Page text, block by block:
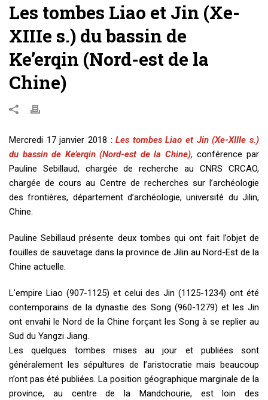
Les tombes Liao et Jin (Xe-
XIIIe s.) du bassin de
Ke’erqin (Nord-est de la
Chine)
Mercredi 17 janvier 2018 :Les tombes Liao et Jin (Xe-XIIIe s.)
du bassin de Ke’erqin (Nord-est de la Chine),conférence par
Pauline Sebillaud, chargée de recherche au CNRS CRCAO,
chargée de cours au Centre de recherches sur l’archéologie
des frontières, département d’archéologie, université du Jilin,
Chine.
Pauline Sebillaud présente deux tombes qui ont fait l’objet de
fouilles de sauvetage dans la province de Jilin au Nord-Est de la
Chine actuelle.
L’empire Liao (907-1125) et celui des Jin (1125-1234) ont été
contemporains de la dynastie des Song (960-1279) et les Jin
ont envahi le Nord de la Chine forçant les Song à se replier au
Sud du Yangzi Jiang.
Les quelques tombes mises au jour et publiées sont
généralement les sépultures de l’aristocratie mais beaucoup
n’ont pas été publiées. La position géographique marginale de la
province, au centre de la Mandchourie, est loin des